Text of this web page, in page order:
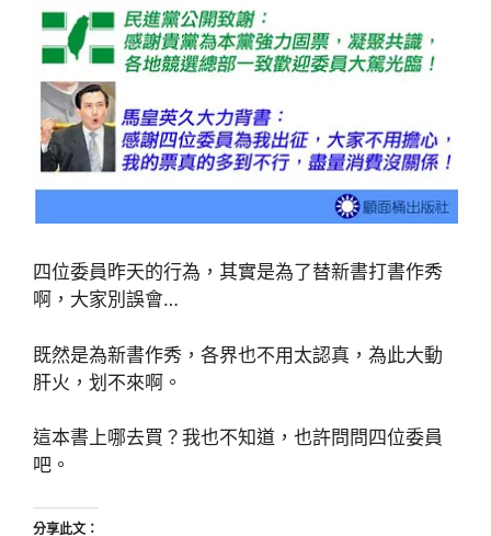
四位委員昨天的行為，其實是為了替新書打書作秀
啊，大家別誤會…
既然是為新書作秀，各界也不用太認真，為此大動
肝火，划不來啊。
這本書上哪去買？我也不知道，也許問問四位委員
吧。
分享此文：